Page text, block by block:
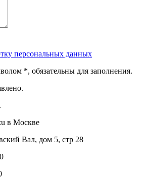
персональных данных
*, обязательны для заполнения.
в Москве
Вал, дом 5, стр 28